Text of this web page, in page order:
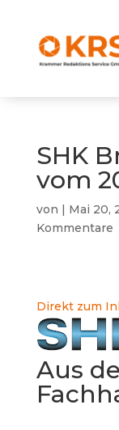
SHK
vom
von | Mai 20,
Kommentare
Direkt zum
Aus